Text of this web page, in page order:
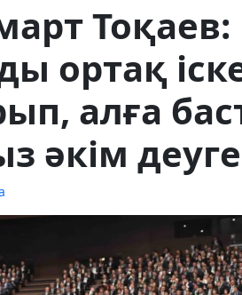
Тоқаев:
ортақ
алға
әкім